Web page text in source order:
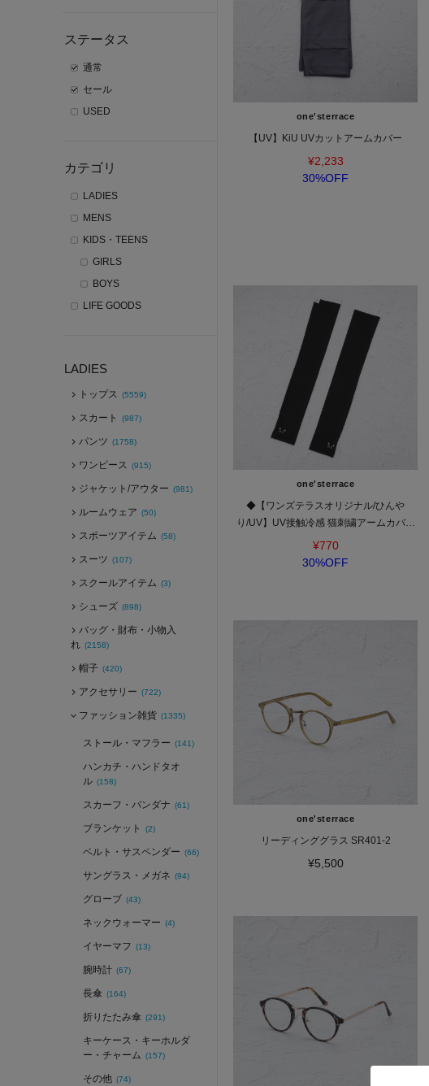
ステータス
通常
セール
USED
カテゴリ
LADIES
MENS
KIDS・TEENS
GIRLS
BOYS
LIFE GOODS
LADIES
トップス (5559)
スカート (987)
パンツ (1758)
ワンピース (915)
ジャケット/アウター (981)
ルームウェア (50)
スポーツアイテム (58)
スーツ (107)
スクールアイテム (3)
シューズ (898)
バッグ・財布・小物入
れ (2158)
帽子 (420)
アクセサリー (722)
ファッション雑貨 (1335)
ストール・マフラー (141)
ハンカチ・ハンドタオ
ル (158)
スカーフ・バンダナ (61)
ブランケット (2)
ベルト・サスペンダー (66)
サングラス・メガネ (94)
グローブ (43)
ネックウォーマー (4)
イヤーマフ (13)
腕時計 (67)
長傘 (164)
折りたたみ傘 (291)
キーケース・キーホルダ
ー・チャーム (157)
その他 (74)
one'sterrace
【UV】KiU UVカットアームカバー
¥2,233
30%OFF
one'sterrace
◆【ワンズテラスオリジナル/ひんや
り/UV】UV接触冷感 猫刺繍アームカバー
指無
¥770
30%OFF
one'sterrace
リーディンググラス SR401-2
¥5,500